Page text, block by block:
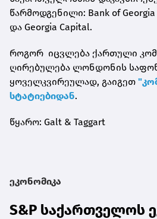
წარმოდგენილი: Bank of Georgia
და Georgia Capital.
როგორ იცვლება ქართული
ღირებულება ლონდონის
ყოველკვირეულად, გაიგეთ
სტატიებიდან.
წყარო: Galt & Taggart
ეკონომიკა
S&P საქართველოს